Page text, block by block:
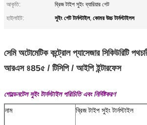
আকৃতি:
ব্রিজ টাইপ সুইং ব্যারিয়ার গেট
হাইলাইট:
সুইং গেট টার্নস্টাইল, কোমর উচ্চ টার্নস্টাইলস
সেমি অটোমেটিক কন্ট্রোল প্যাসেজার সিকিউরিটি
আরএস ৪85৫ / টিসিপি / আইপি ইন্টারফেস
গোল্ডেনটেল সুইং টার্নস্টাইল পরিচিতি এবং নির্দিষ্টকরণ
নাম ব্রিজ টাইপ সুইং টার্নস্টাইল